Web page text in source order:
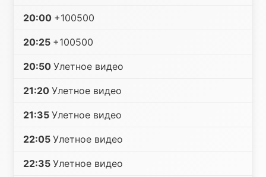
20:00 +100500
20:25 +100500
20:50 Улетное видео
21:20 Улетное видео
21:35 Улетное видео
22:05 Улетное видео
22:35 Улетное видео